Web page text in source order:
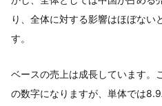
り、全体に対する影響はほぼない
す。
ベースの売上は成長しています。
の数字になりますが、単体では